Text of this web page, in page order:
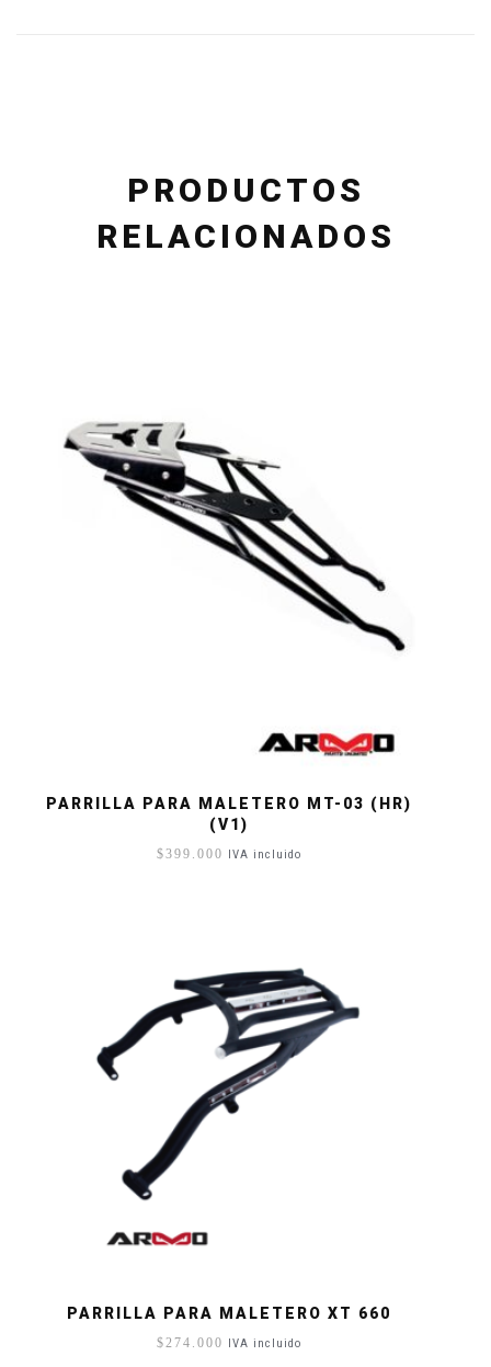
PRODUCTOS
RELACIONADOS
PARRILLA PARA MALETERO MT-03 (HR)
(V1)
$399.000 IVA incluido
PARRILLA PARA MALETERO XT 660
$274.000 IVA incluido